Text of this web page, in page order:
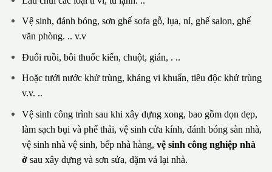
Vệ sinh, đánh bóng, sơn ghế sofa gỗ, lụa, nỉ, ghế salon, ghế
văn phòng. .. v.v
Đuổi ruồi, bôi thuốc kiến, chuột, gián, . ..
Hoặc tưới nước khử trùng, kháng vi khuẩn, tiêu độc khử trùng
v.v. ..
Vệ sinh công trình sau khi xây dựng xong, bao gồm dọn dẹp,
làm sạch bụi và phế thải, vệ sinh cửa kính, đánh bóng sàn nhà,
vệ sinh nhà vệ sinh, bếp nhà hàng, vệ sinh công nghiệp nhà
ởsau xây dựng và sơn sửa, dặm vá lại nhà.